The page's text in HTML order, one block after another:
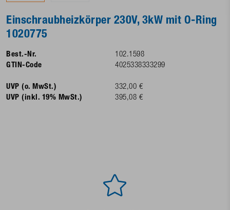
Einschraubheizkörper 230V, 3kW mit O-Ring
1020775
Best.-Nr.
102.1598
GTIN-Code
4025338333299
UVP (o. MwSt.)
332,00 €
UVP (inkl. 19% MwSt.)
395,08 €